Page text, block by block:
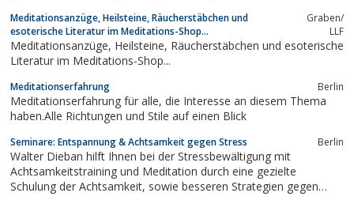
durch Meditation, Atementspannungstechniken,
Fußreflexzonentherapie oder einer Anwendung...
Meditationsanzüge, Heilsteine, Räucherstäbchen und
esoterische Literatur im Meditations-Shop...
Graben/
LLF
Meditationsanzüge, Heilsteine, Räucherstäbchen und esoterische
Literatur im Meditations-Shop...
Meditationserfahrung Berlin
Meditationserfahrung für alle, die Interesse an diesem Thema
haben.Alle Richtungen und Stile auf einen Blick
Seminare: Entspannung & Achtsamkeit gegen Stress Berlin
Walter Dieban hilft Ihnen bei der Stressbewältigung mit
Achtsamkeitstraining und Meditation durch eine gezielte
Schulung der Achtsamkeit, sowie besseren Strategien gegen